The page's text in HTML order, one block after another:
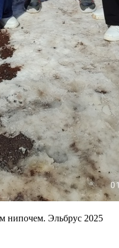
нипочем. Эльбрус 2025